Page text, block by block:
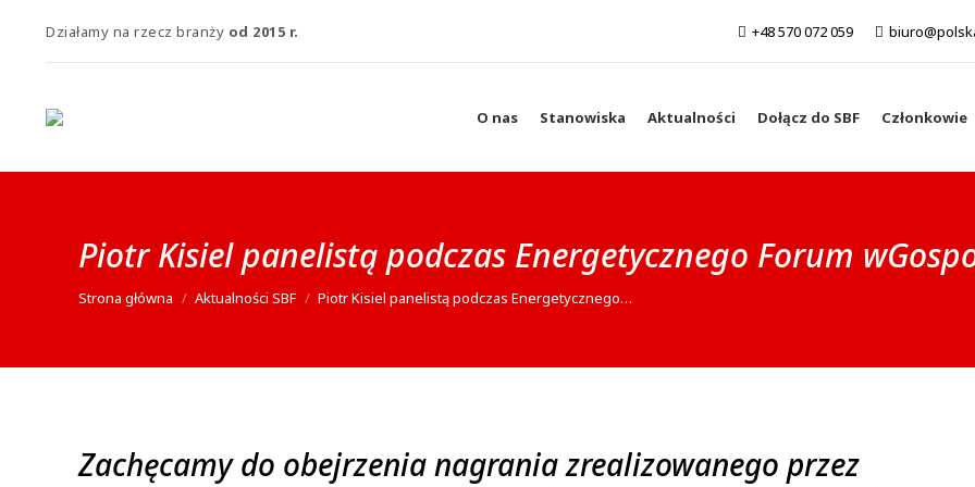
Działamy na rzecz branży od 2015 r. +48 570 072 059
O nas Stanowiska Aktualności Dołącz do SBF Członkowie
Piotr Kisiel panelistą podczas Energetycznego Forum
Jesteś tutaj:
Strona główna Aktualności SBF Piotr Kisiel panelistą podczas Energetycznego…
Zachęcamy do obejrzenia nagrania zrealizowanego przez